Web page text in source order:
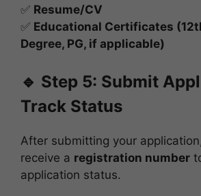
✅ Resume/CV
✅ Educational Certificates
Degree, PG, if applicable)
🔹 Step 5: Submit
Track Status
After submitting your
receive a registration number
application status.